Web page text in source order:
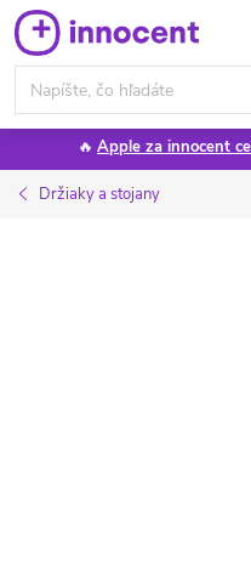
Prejsť
na
obsah
🔥 Apple za innocent
Držiaky a stojany